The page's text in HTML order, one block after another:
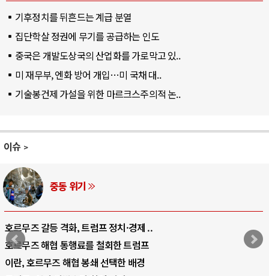
기후정치를 뒤흔드는 계급 분열
집단학살 정권에 무기를 공급하는 인도
중국은 개발도상국의 산업화를 가로막고 있..
미 재무부, 엔화 방어 개입…미 국채 대..
기술봉건제 가설을 위한 마르크스주의적 논..
이슈
AI와 인간
중국 AI, 저가 공세로 글로벌 토큰 시..
AI 국부펀드 구상 놓고 미국 진보진영 ..
AI 데이터센터 반대 투쟁은 새로운 글로..